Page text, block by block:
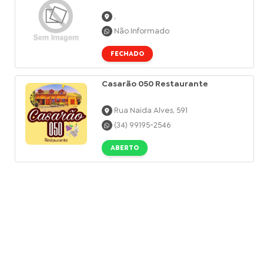
,
Não Informado
FECHADO
Casarão 050 Restaurante
Rua Naida Alves, 591
(34) 99195-2546
ABERTO